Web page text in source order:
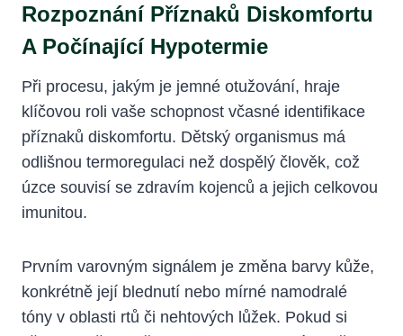
Rozpoznání Příznaků Diskomfortu
A Počínající Hypotermie
Při procesu, jakým je jemné otužování, hraje
klíčovou roli vaše schopnost včasné identifikace
příznaků diskomfortu. Dětský organismus má
odlišnou termoregulaci než dospělý člověk, což
úzce souvisí se zdravím kojenců a jejich celkovou
imunitou.
Prvním varovným signálem je změna barvy kůže,
konkrétně její blednutí nebo mírné namodralé
tóny v oblasti rtů či nehtových lůžek. Pokud si